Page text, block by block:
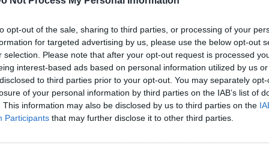
opt-out of the sale, sharing to third parties, or processing of your
for targeted advertising by us, please use the below opt-out
selection. Please note that after your opt-out request is processed
interest-based ads based on personal information utilized by us
to third parties prior to your opt-out. You may separately
of your personal information by third parties on the IAB’s list of
This information may also be disclosed by us to third parties on the
Participants that may further disclose it to other third parties.
este crecimiento,
en el norte de Madrid.
flexibilidad
financiera del norte de Madrid, en el barrio
al establecimiento mediante diversos
pone el énfasis en la flexibilidad como
es un espacio